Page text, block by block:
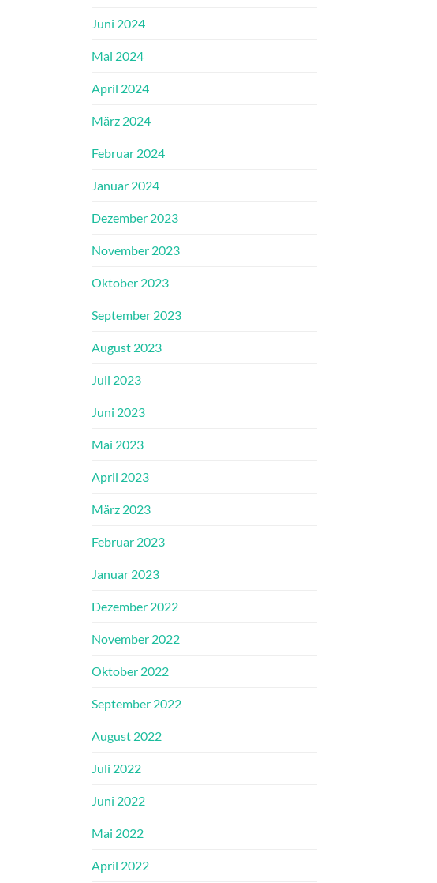
Juni 2024
Mai 2024
April 2024
März 2024
Februar 2024
Januar 2024
Dezember 2023
November 2023
Oktober 2023
September 2023
August 2023
Juli 2023
Juni 2023
Mai 2023
April 2023
März 2023
Februar 2023
Januar 2023
Dezember 2022
November 2022
Oktober 2022
September 2022
August 2022
Juli 2022
Juni 2022
Mai 2022
April 2022